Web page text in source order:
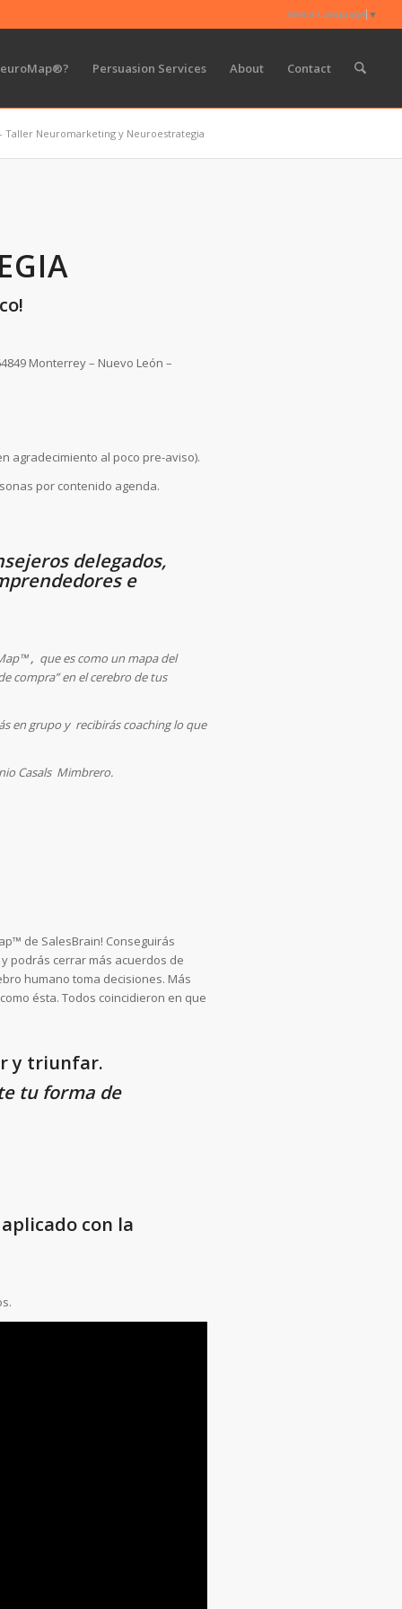
Select Language ▼
Persuasion Services About Contact
– Taller Neuromarketing y Neuroestrategia
Monterrey – Nuevo León –
agradecimiento al poco pre-aviso).
por contenido agenda.
delegados,
e
, que es como un mapa del
compra” en el cerebro de tus
en grupo y recibirás coaching lo que
Casals Mimbrero.
de SalesBrain! Conseguirás
podrás cerrar más acuerdos de
humano toma decisiones. Más
ésta. Todos coincidieron en que
y triunfar.
tu forma de
con la